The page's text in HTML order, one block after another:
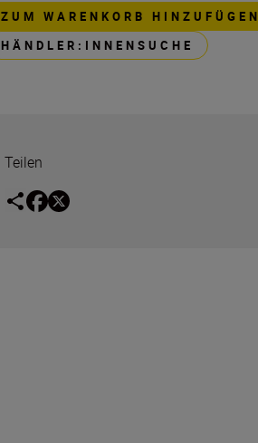
ZUM WARENKORB HINZUFÜGEN
HÄNDLER:INNENSUCHE
Teilen